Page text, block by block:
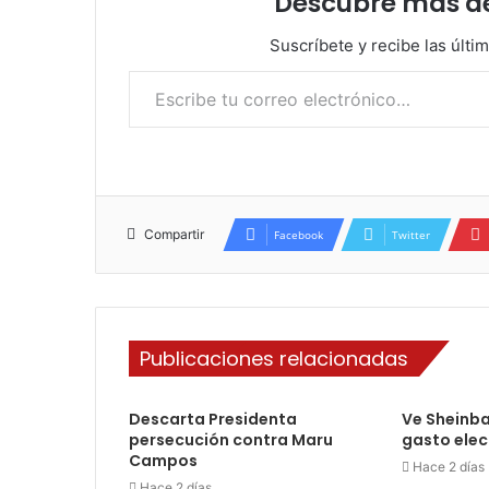
Suscríbete y recibe las
Escribe tu correo electrónico…
Compartir Facebook Twitter
Publicaciones relacionadas
Descarta Presidenta
persecución contra Maru
Campos
Ve
gasto
Hace 2 días